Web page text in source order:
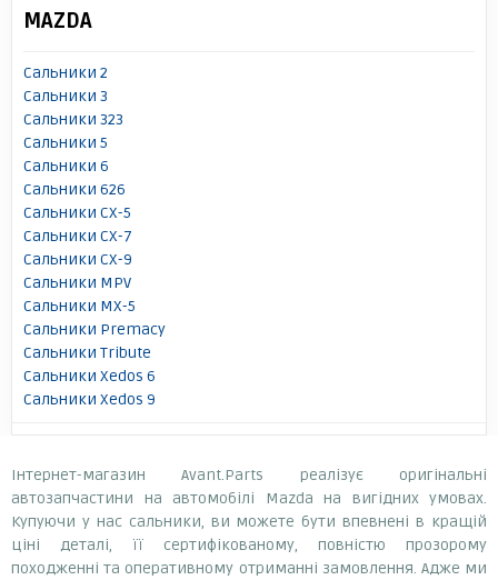
MAZDA
Сальники 2
Сальники 3
Сальники 323
Сальники 5
Сальники 6
Сальники 626
Сальники CX-5
Сальники CX-7
Сальники CX-9
Сальники MPV
Сальники MX-5
Сальники Premacy
Сальники Tribute
Сальники Xedos 6
Сальники Xedos 9
Інтернет-магазин Avant.Parts реалізує оригінальні
автозапчастини на автомобілі Mazda на вигідних умовах.
Купуючи у нас сальники, ви можете бути впевнені в кращій
ціні деталі, її сертифікованому, повністю прозорому
походженні та оперативному отриманні замовлення. Адже ми